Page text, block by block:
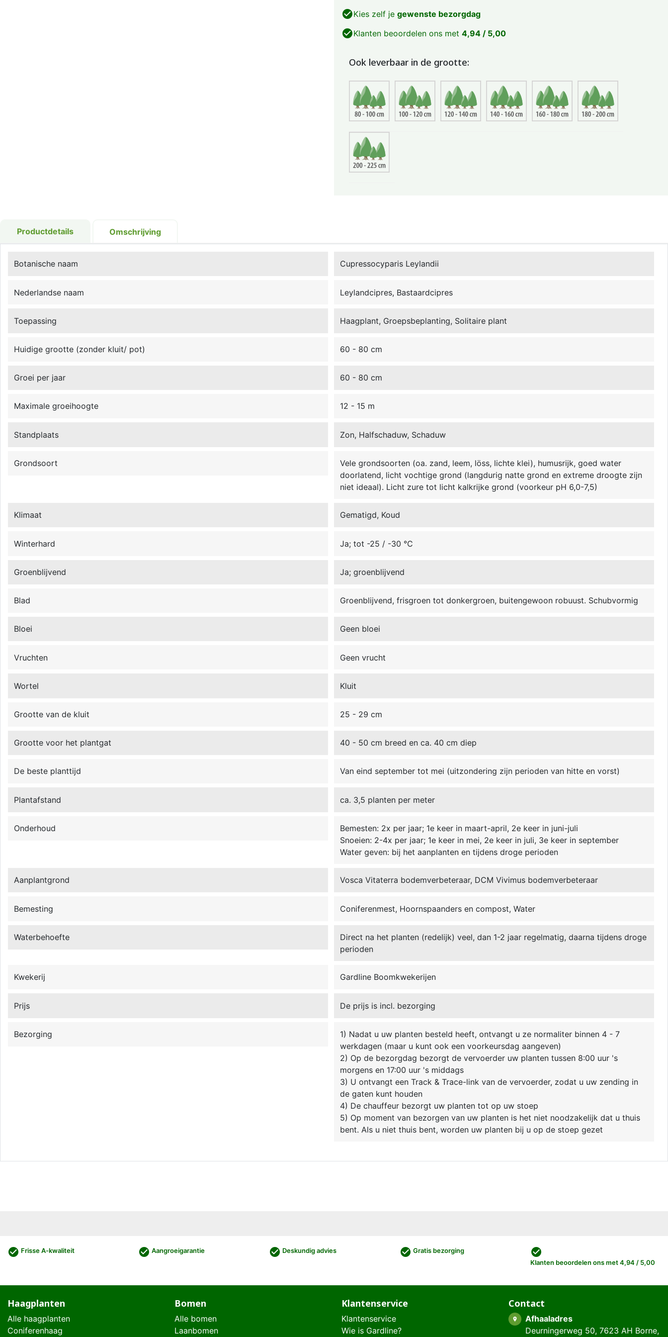
check_circleKies zelf je gewenste bezorgdag
check_circleKlanten beoordelen ons met 4,94 / 5,00
Ook leverbaar in de grootte:
Productdetails Omschrijving
Botanische naam Cupressocyparis Leylandii
Nederlandse naam Leylandcipres, Bastaardcipres
Toepassing Haagplant, Groepsbeplanting, Solitaire plant
Huidige grootte (zonder kluit/ pot) 60 - 80 cm
Groei per jaar 60 - 80 cm
Maximale groeihoogte 12 - 15 m
Standplaats Zon, Halfschaduw, Schaduw
Grondsoort
Vele grondsoorten (oa. zand, leem, löss, lichte klei), humusrijk, goed water
doorlatend, licht vochtige grond (langdurig natte grond en extreme droogte zijn
niet ideaal). Licht zure tot licht kalkrijke grond (voorkeur pH 6,0-7,5)
Klimaat Gematigd, Koud
Winterhard Ja; tot -25 / -30 °C
Groenblijvend Ja; groenblijvend
Blad Groenblijvend, frisgroen tot donkergroen, buitengewoon robuust. Schubvormig
Bloei Geen bloei
Vruchten Geen vrucht
Wortel Kluit
Grootte van de kluit 25 - 29 cm
Grootte voor het plantgat 40 - 50 cm breed en ca. 40 cm diep
De beste planttijd Van eind september tot mei (uitzondering zijn perioden van hitte en vorst)
Plantafstand ca. 3,5 planten per meter
Onderhoud
Bemesten: 2x per jaar; 1e keer in maart-april, 2e keer in juni-juli
Snoeien: 2-4x per jaar; 1e keer in mei, 2e keer in juli, 3e keer in september
Water geven: bij het aanplanten en tijdens droge perioden
Aanplantgrond Vosca Vitaterra bodemverbeteraar, DCM Vivimus bodemverbeteraar
Bemesting Coniferenmest, Hoornspaanders en compost, Water
Waterbehoefte
Direct na het planten (redelijk) veel, dan 1-2 jaar regelmatig, daarna tijdens droge
perioden
Kwekerij Gardline Boomkwekerijen
Prijs De prijs is incl. bezorging
Bezorging
1) Nadat u uw planten besteld heeft, ontvangt u ze normaliter binnen 4 - 7
werkdagen (maar u kunt ook een voorkeursdag aangeven)
2) Op de bezorgdag bezorgt de vervoerder uw planten tussen 8:00 uur 's
morgens en 17:00 uur 's middags
3) U ontvangt een Track & Trace-link van de vervoerder, zodat u uw zending in
de gaten kunt houden
4) De chauffeur bezorgt uw planten tot op uw stoep
5) Op moment van bezorgen van uw planten is het niet noodzakelijk dat u thuis
bent. Als u niet thuis bent, worden uw planten bij u op de stoep gezet
check_circle Frisse A-kwaliteit check_circle Aangroeigarantie check_circle Deskundig advies check_circle Gratis bezorging check_circle
Klanten beoordelen ons met 4,94 / 5,00
Haagplanten
Alle haagplanten
Coniferenhaag
Bomen
Alle bomen
Laanbomen
Klantenservice
Klantenservice
Wie is Gardline?
Contact
place
Afhaaladres
Deurningerweg 50, 7623 AH Borne,